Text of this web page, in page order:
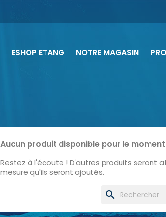
ESHOP ETANG NOTRE MAGASIN
Aucun produit disponible pour le moment
Restez à l'écoute ! D'autres produits seront
mesure qu'ils seront ajoutés.
search